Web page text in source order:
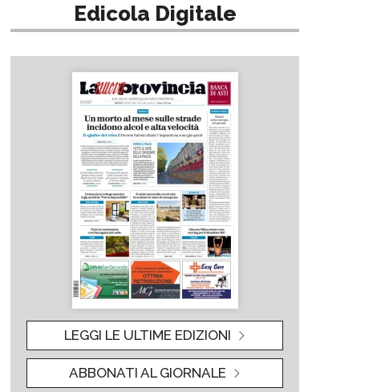
Edicola Digitale
LEGGI LE ULTIME EDIZIONI
ABBONATI AL GIORNALE